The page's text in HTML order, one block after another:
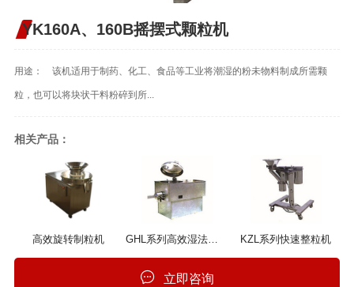
YK160A、160B摇摆式颗粒机
用途： 该机适用于制药、化工、食品等工业将潮湿的粉未物料制成所需颗
粒，也可以将块状干料粉碎到所...
相关产品：
高效旋转制粒机 KZL系列快速整粒机
立即咨询